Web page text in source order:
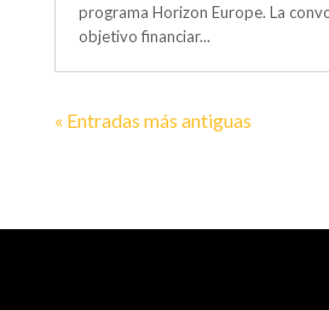
programa Horizon Europe. La
objetivo financiar...
« Entradas más antiguas